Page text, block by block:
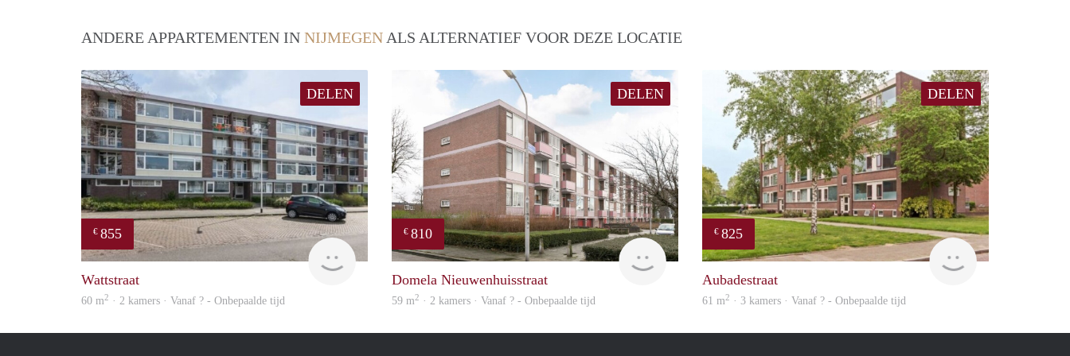
ANDERE APPARTEMENTEN IN NIJMEGEN ALS ALTERNATIEF VOOR DEZE LOCATIE
DELEN
€ 855
Wattstraat
60 m2 · 2 kamers · Vanaf ? - Onbepaalde tijd
DELEN
€ 810
Woning
Domela Nieuwenhuisstraat
59 m2 · 2 kamers · Vanaf ? - Onbepaalde tijd
DELEN
€ 825
Woning
Aubadestraat
61 m2 · 3 kamers · Vanaf ? - Onbepaalde tijd